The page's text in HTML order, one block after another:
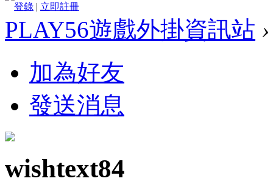
登錄 | 立即註冊
PLAY56遊戲外掛資訊站 ›
加為好友
發送消息
wishtext84